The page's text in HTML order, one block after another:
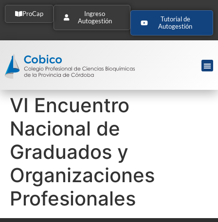
ProCap
Ingreso
Autogestión
Tutorial de
Autogestión
VI Encuentro
Nacional de
Graduados y
Organizaciones
Profesionales